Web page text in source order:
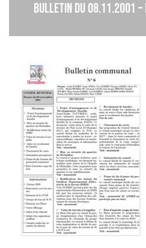
BULLETIN DU 08.11.2001